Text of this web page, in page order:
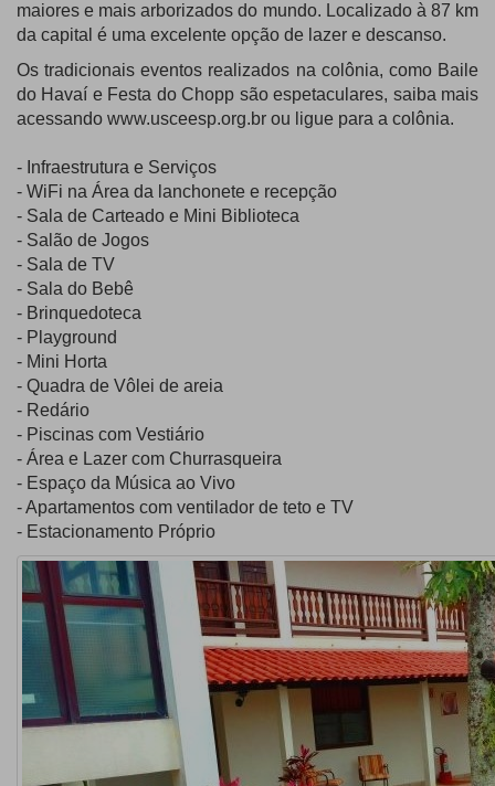
maiores e mais arborizados do mundo. Localizado à 87 km
da capital é uma excelente opção de lazer e descanso.
Os tradicionais eventos realizados na colônia, como Baile
do Havaí e Festa do Chopp são espetaculares, saiba mais
acessando www.usceesp.org.br ou ligue para a colônia.
- Infraestrutura e Serviços
- WiFi na Área da lanchonete e recepção
- Sala de Carteado e Mini Biblioteca
- Salão de Jogos
- Sala de TV
- Sala do Bebê
- Brinquedoteca
- Playground
- Mini Horta
- Quadra de Vôlei de areia
- Redário
- Piscinas com Vestiário
- Área e Lazer com Churrasqueira
- Espaço da Música ao Vivo
- Apartamentos com ventilador de teto e TV
- Estacionamento Próprio